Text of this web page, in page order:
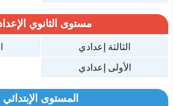
مستوى الثانوي
الثالثة إعدادي
الأولى إعدادي
المستوى الإبتدائي